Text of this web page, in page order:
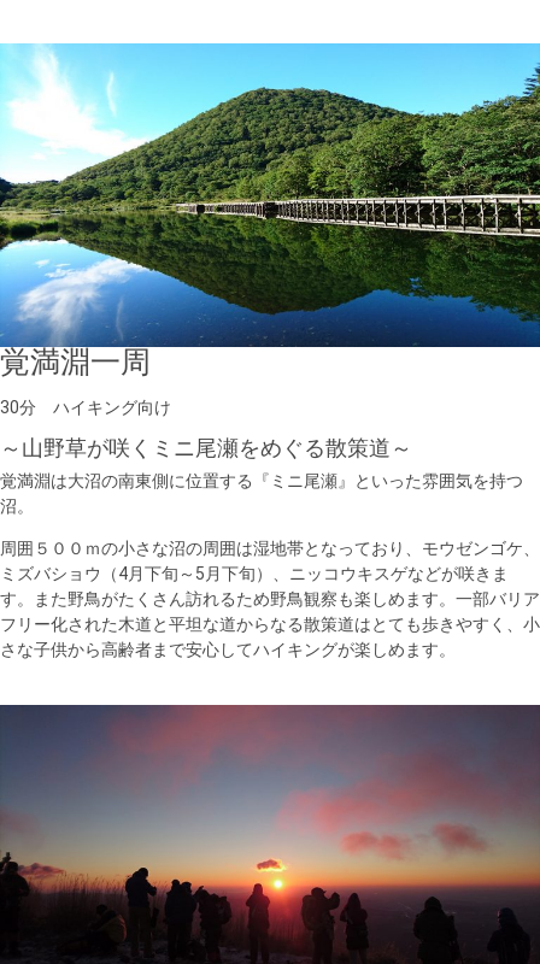
覚満淵一周
30分 ハイキング向け
～山野草が咲くミニ尾瀬をめぐる散策道～
覚満淵は大沼の南東側に位置する『ミニ尾瀬』といった雰囲気を持つ
沼。
周囲５００ｍの小さな沼の周囲は湿地帯となっており、モウゼンゴケ、
ミズバショウ（4月下旬～5月下旬）、ニッコウキスゲなどが咲きま
す。また野鳥がたくさん訪れるため野鳥観察も楽しめます。一部バリア
フリー化された木道と平坦な道からなる散策道はとても歩きやすく、小
さな子供から高齢者まで安心してハイキングが楽しめます。